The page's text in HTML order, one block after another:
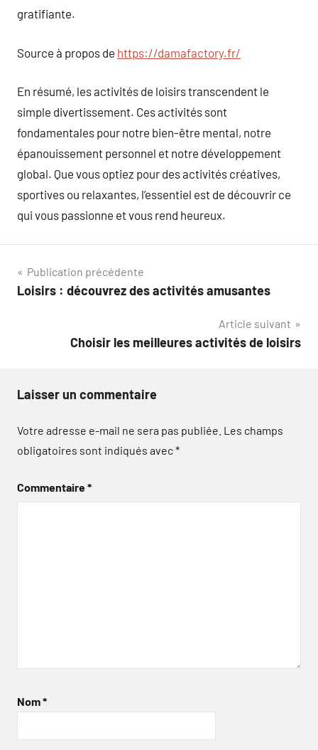
gratifiante.
Source à propos de https://damafactory.fr/
En résumé, les activités de loisirs transcendent le
simple divertissement. Ces activités sont
fondamentales pour notre bien-être mental, notre
épanouissement personnel et notre développement
global. Que vous optiez pour des activités créatives,
sportives ou relaxantes, l’essentiel est de découvrir ce
qui vous passionne et vous rend heureux.
Navigation
de
Publication précédente
Loisirs : découvrez des activités amusantes
Article suivant
Choisir les meilleures activités de loisirs
Laisser un commentaire
Votre adresse e-mail ne sera pas publiée. Les champs
obligatoires sont indiqués avec*
Commentaire*
Nom*